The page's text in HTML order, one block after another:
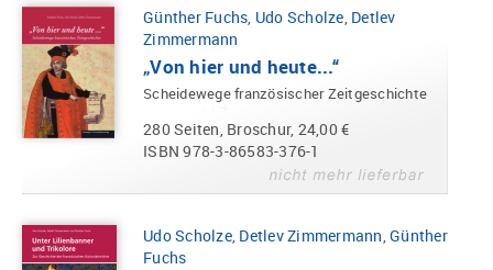
Günther Fuchs, Udo Scholze, Detlev
Zimmermann
„Von hier und heute...“
Scheidewege französischer Zeitgeschichte
280 Seiten, Broschur, 24,00 €
ISBN 978-3-86583-376-1
Udo Scholze, Detlev Zimmermann,Günther
Fuchs